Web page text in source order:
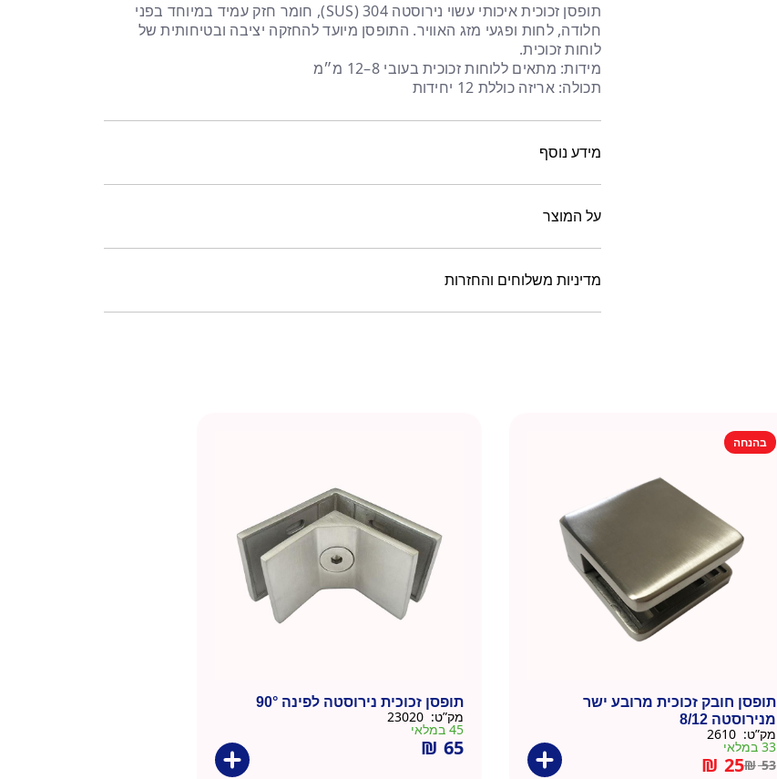
תופסן זכוכית איכותי עשוי נירוסטה 304 (SUS), חומר חזק עמיד במיוחד בפני
חלודה, לחות ופגעי מזג האוויר. התופסן מיועד להחזקה יציבה ובטיחותית של
לוחות זכוכית.
מידות: מתאים ללוחות זכוכית בעובי 8–12 מ״מ
תכולה: אריזה כוללת 12 יחידות
מידע נוסף
על המוצר
מדיניות משלוחים והחזרות
בהנחה
תופסן חובק זכוכית מרובע ישר
מנירוסטה 8/12
מק”ט: 2610
33 במלאי
₪53
₪ 25
תופסן זכוכית נירוסטה לפינה 90°
מק”ט: 23020
45 במלאי
₪ 65